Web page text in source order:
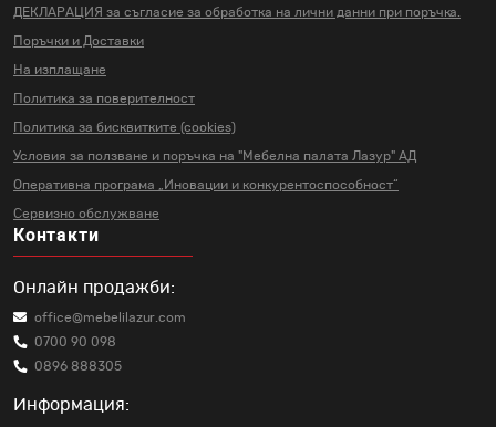
ДЕКЛАРАЦИЯ за съгласие за обработка на лични данни при поръчка.
Поръчки и Доставки
На изплащане
Политика за поверителност
Политика за бисквитките (cookies)
Условия за ползване и поръчка на "Мебелна палата Лазур" АД
Оперативна програма „Иновации и конкурентоспособност“
Сервизно обслужване
Контакти
Онлайн продажби:
office@mebelilazur.com
0700 90 098
0896 888305
Информация: